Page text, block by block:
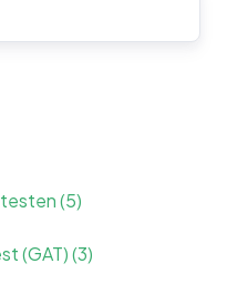
(5)
(GAT)(3)